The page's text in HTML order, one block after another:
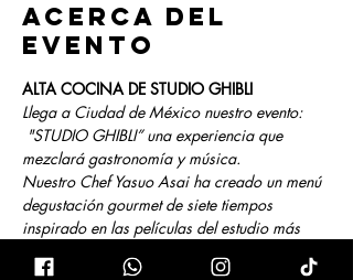
Acerca del
evento
ALTA COCINA DE STUDIO GHIBLI
Llega a Ciudad de México nuestro evento:
"STUDIO GHIBLI” una experiencia que
mezclará gastronomía y música.
Nuestro Chef Yasuo Asai ha creado un menú
degustación gourmet de siete tiempos
inspirado en las películas del estudio más
Un recorrido gastronómico y musical 🎵